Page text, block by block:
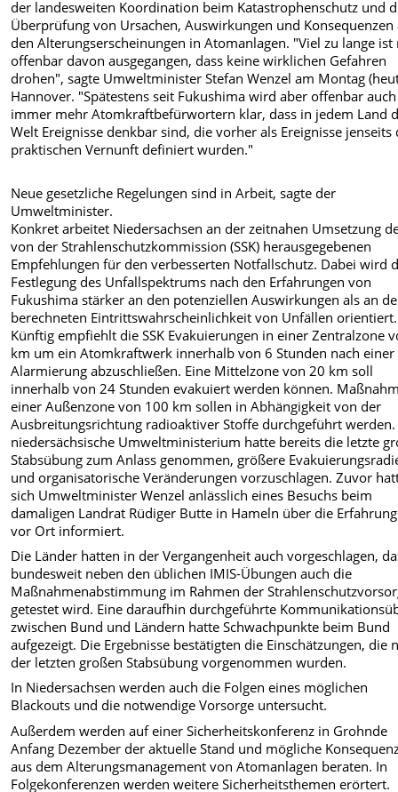
der landesweiten Koordination beim Katastrophenschutz und
Überprüfung von Ursachen, Auswirkungen und Konsequenzen
den Alterungserscheinungen in Atomanlagen. "Viel zu lange ist
offenbar davon ausgegangen, dass keine wirklichen Gefahren
drohen", sagte Umweltminister Stefan Wenzel am Montag
Hannover. "Spätestens seit Fukushima wird aber offenbar auch
immer mehr Atomkraftbefürwortern klar, dass in jedem Land
Welt Ereignisse denkbar sind, die vorher als Ereignisse jenseits
praktischen Vernunft definiert wurden."
Neue gesetzliche Regelungen sind in Arbeit, sagte der
Umweltminister.
Konkret arbeitet Niedersachsen an der zeitnahen Umsetzung
von der Strahlenschutzkommission (SSK) herausgegebenen
Empfehlungen für den verbesserten Notfallschutz. Dabei wird
Festlegung des Unfallspektrums nach den Erfahrungen von
Fukushima stärker an den potenziellen Auswirkungen als an
berechneten Eintrittswahrscheinlichkeit von Unfällen orientiert.
Künftig empfiehlt die SSK Evakuierungen in einer Zentralzone
km um ein Atomkraftwerk innerhalb von 6 Stunden nach einer
Alarmierung abzuschließen. Eine Mittelzone von 20 km soll
innerhalb von 24 Stunden evakuiert werden können.
einer Außenzone von 100 km sollen in Abhängigkeit von der
Ausbreitungsrichtung radioaktiver Stoffe durchgeführt werden.
niedersächsische Umweltministerium hatte bereits die letzte
Stabsübung zum Anlass genommen, größere
und organisatorische Veränderungen vorzuschlagen. Zuvor
sich Umweltminister Wenzel anlässlich eines Besuchs beim
damaligen Landrat Rüdiger Butte in Hameln über die
vor Ort informiert.
Die Länder hatten in der Vergangenheit auch vorgeschlagen,
bundesweit neben den üblichen IMIS-Übungen auch die
Maßnahmenabstimmung im Rahmen der
getestet wird. Eine daraufhin durchgeführte
zwischen Bund und Ländern hatte Schwachpunkte beim Bund
aufgezeigt. Die Ergebnisse bestätigten die Einschätzungen, die
der letzten großen Stabsübung vorgenommen wurden.
In Niedersachsen werden auch die Folgen eines möglichen
Blackouts und die notwendige Vorsorge untersucht.
Außerdem werden auf einer Sicherheitskonferenz in Grohnde
Anfang Dezember der aktuelle Stand und mögliche
aus dem Alterungsmanagement von Atomanlagen beraten. In
Folgekonferenzen werden weitere Sicherheitsthemen erörtert.